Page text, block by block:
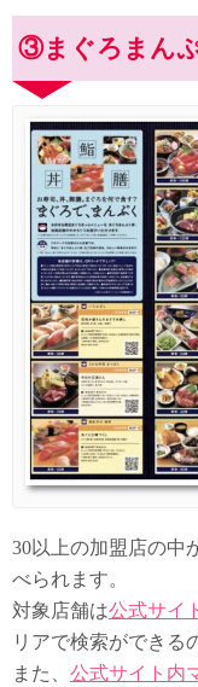
③まぐろまん
30以上の加盟店の中
べられます。
対象店舗は公式サイ
リアで検索ができる
また、 公式サイト内